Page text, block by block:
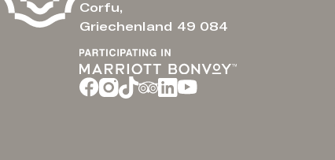
Corfu,
Griechenland 49 084